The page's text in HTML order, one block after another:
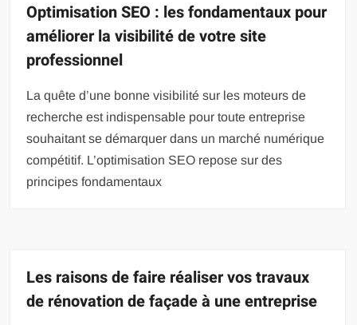
Optimisation SEO : les fondamentaux pour
améliorer la visibilité de votre site
professionnel
La quête d’une bonne visibilité sur les moteurs de
recherche est indispensable pour toute entreprise
souhaitant se démarquer dans un marché numérique
compétitif. L’optimisation SEO repose sur des
principes fondamentaux
Les raisons de faire réaliser vos travaux
de rénovation de façade à une entreprise